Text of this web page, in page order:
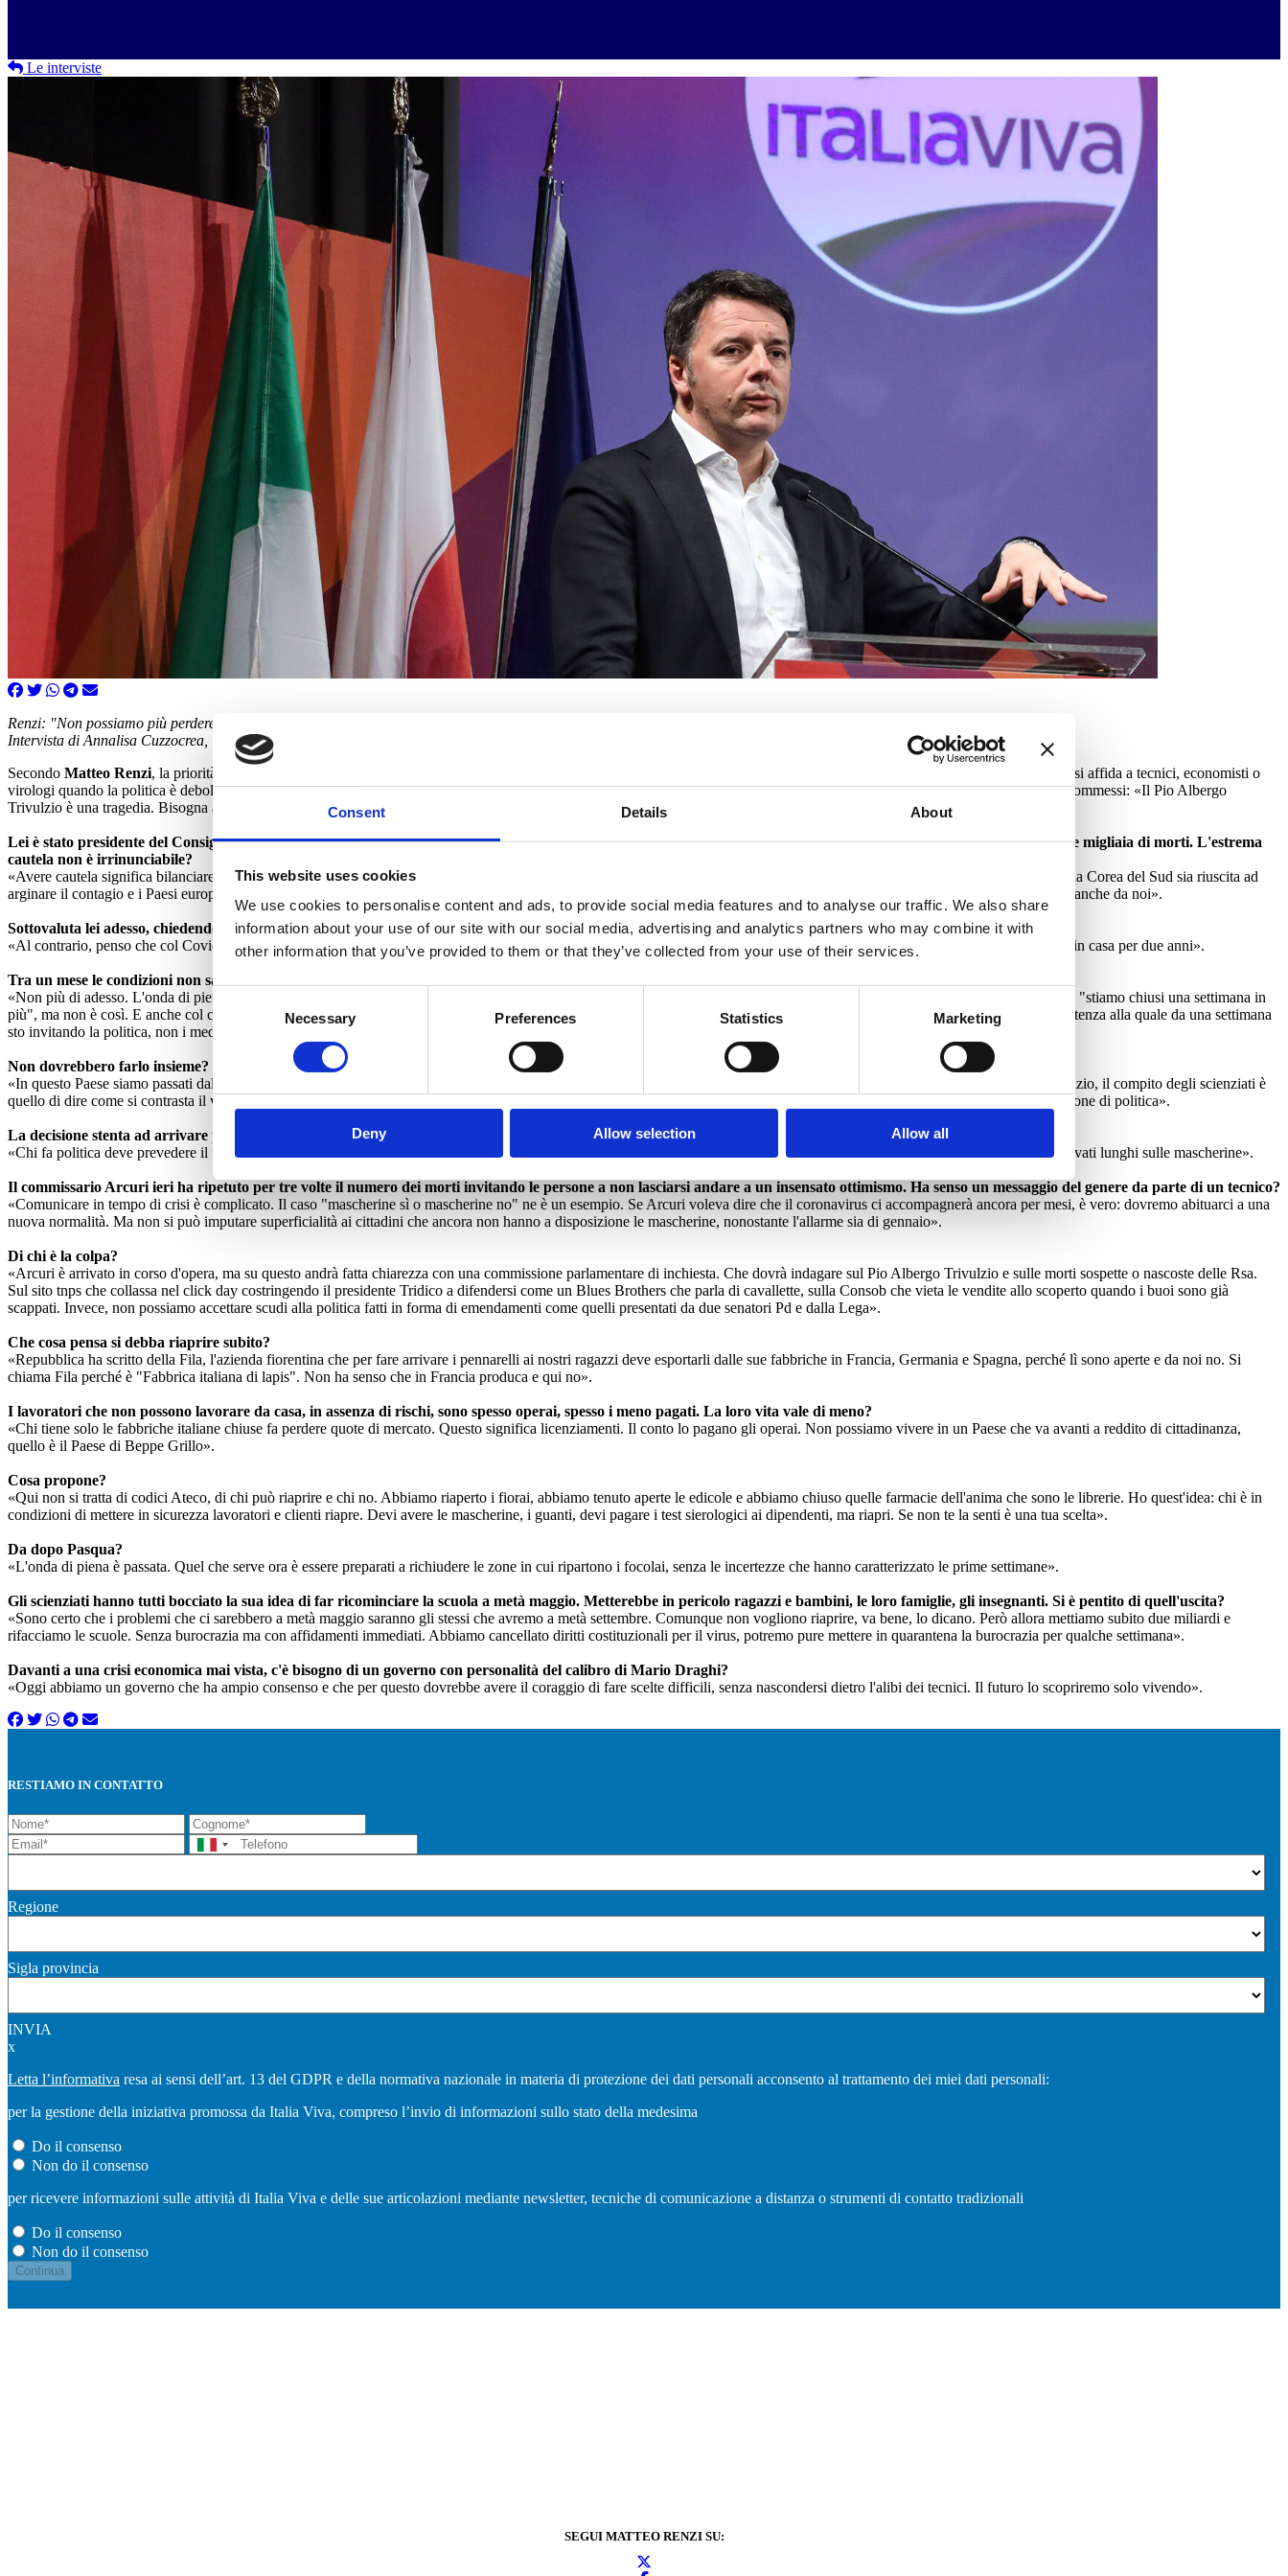
Consent Details About
This website uses cookies
We use cookies to personalise content and ads, to provide social media features and to analyse our traffic. We also share
information about your use of our site with our social media, advertising and analytics partners who may combine it with
other information that you’ve provided to them or that they’ve collected from your use of their services.
Consent
Selection
Necessary Preferences Statistics Marketing
Deny Allow selection Allow all
Le interviste
Renzi: "Non possiamo più perdere tempo".
Intervista di Annalisa Cuzzocrea, "la Repubblica", 8 aprile 2020.
Secondo Matteo Renzi, la priorità della politica, ora, deve essere ripartire. «Se non si riparte - dice il leader di
- la recessione farà più danni del virus». E ancora: «Ci si affida a tecnici, economisti o
virologi quando la politica è debole. Io voglio una politica forte, che ascolta i medici ma poi decide. Non una politica che scappa dalle responsabilità». Anche quelle sugli errori commessi: «Il Pio Albergo
Trivulzio è una tragedia. Bisogna andare a fondo e capire che cosa è successo lì e in altre Rsa».
Lei è stato presidente del Consiglio, si metta nei panni di Conte che rischia — aprendo prima del tempo— che il virus riprenda la sua corsa e che gli vengano imputate migliaia di morti. L'estrema
cautela non è irrinunciabile?
«Avere cautela significa bilanciare i rischi. Non c'è una verità assoluta, ci muoviamo in un mare ignoto. Mi chiedo perché l'Italia abbia dieci volte i morti della Germania. Perché la Corea del Sud sia riuscita ad
arginare il contagio e i Paesi europei no. Perché chi si era basato su una presunta immunità di gregge stia ora pagando prezzi altissimi. Ma ci sono state sottovalutazioni ed errori, anche da noi».
Sottovaluta lei adesso, chiedendo di riaprire?
«Al contrario, penso che col Covid-19 avremo a che fare per i prossimi due anni, o comunque finché non arriverà il vaccino. Proprio per questo non possiamo restare tutti chiusi in casa per due anni».
Tra un mese le condizioni non saranno più favorevoli?
«Non più di adesso. L'onda di piena è passata, gli accessi ai pronto soccorso calano, le terapie intensive non scoppiano più. Se fossimo vicini al contagio zero sarei il primo a dire "stiamo chiusi una settimana in
più", ma non è così. E anche col contagio zero basterebbe un turista, un lavoratore straniero, un asintomatico per far ripartire un focolaio. Per questo serve quella strategia di ripartenza alla quale da una settimana
sto invitando la politica, non i medici».
Non dovrebbero farlo insieme?
«In questo Paese siamo passati dalle minacce di morte ai virologi alla pretesa di delegare loro tutte le scelte. Come ha spiegato Roberto Burioni alla ministra Azzolina da Fabio Fazio, il compito degli scienziati è
quello di dire come si contrasta il virus, di spiegare a quali condizioni possono riaprire le fabbriche, non di decidere quando. Burioni con una battuta ha dato alla ministra una lezione di politica».
La decisione stenta ad arrivare perché il virus è risultato spesso imprevedibile. Non ci sono troppe cose che ancora non sappiamo?
«Chi fa politica deve prevedere il futuro. È questo che è mancato nell'emergenza sanitaria. Medici, infermieri e farmacisti sono stati straordinari. Tecnici e politici invece sono arrivati lunghi sulle mascherine».
Il commissario Arcuri ieri ha ripetuto per tre volte il numero dei morti invitando le persone a non lasciarsi andare a un insensato ottimismo. Ha senso un messaggio del genere da parte di un tecnico?
«Comunicare in tempo di crisi è complicato. Il caso "mascherine sì o mascherine no" ne è un esempio. Se Arcuri voleva dire che il coronavirus ci accompagnerà ancora per mesi, è vero: dovremo abituarci a una
nuova normalità. Ma non si può imputare superficialità ai cittadini che ancora non hanno a disposizione le mascherine, nonostante l'allarme sia di gennaio».
Di chi è la colpa?
«Arcuri è arrivato in corso d'opera, ma su questo andrà fatta chiarezza con una commissione parlamentare di inchiesta. Che dovrà indagare sul Pio Albergo Trivulzio e sulle morti sospette o nascoste delle Rsa.
Sul sito tnps che collassa nel click day costringendo il presidente Tridico a difendersi come un Blues Brothers che parla di cavallette, sulla Consob che vieta le vendite allo scoperto quando i buoi sono già
scappati. Invece, non possiamo accettare scudi alla politica fatti in forma di emendamenti come quelli presentati da due senatori Pd e dalla Lega».
Che cosa pensa si debba riaprire subito?
«Repubblica ha scritto della Fila, l'azienda fiorentina che per fare arrivare i pennarelli ai nostri ragazzi deve esportarli dalle sue fabbriche in Francia, Germania e Spagna, perché lì sono aperte e da noi no. Si
chiama Fila perché è "Fabbrica italiana di lapis". Non ha senso che in Francia produca e qui no».
I lavoratori che non possono lavorare da casa, in assenza di rischi, sono spesso operai, spesso i meno pagati. La loro vita vale di meno?
«Chi tiene solo le fabbriche italiane chiuse fa perdere quote di mercato. Questo significa licenziamenti. Il conto lo pagano gli operai. Non possiamo vivere in un Paese che va avanti a reddito di cittadinanza,
quello è il Paese di Beppe Grillo».
Cosa propone?
«Qui non si tratta di codici Ateco, di chi può riaprire e chi no. Abbiamo riaperto i fiorai, abbiamo tenuto aperte le edicole e abbiamo chiuso quelle farmacie dell'anima che sono le librerie. Ho quest'idea: chi è in
condizioni di mettere in sicurezza lavoratori e clienti riapre. Devi avere le mascherine, i guanti, devi pagare i test sierologici ai dipendenti, ma riapri. Se non te la senti è una tua scelta».
Da dopo Pasqua?
«L'onda di piena è passata. Quel che serve ora è essere preparati a richiudere le zone in cui ripartono i focolai, senza le incertezze che hanno caratterizzato le prime settimane».
Gli scienziati hanno tutti bocciato la sua idea di far ricominciare la scuola a metà maggio. Metterebbe in pericolo ragazzi e bambini, le loro famiglie, gli insegnanti. Si è pentito di quell'uscita?
«Sono certo che i problemi che ci sarebbero a metà maggio saranno gli stessi che avremo a metà settembre. Comunque non vogliono riaprire, va bene, lo dicano. Però allora mettiamo subito due miliardi e
rifacciamo le scuole. Senza burocrazia ma con affidamenti immediati. Abbiamo cancellato diritti costituzionali per il virus, potremo pure mettere in quarantena la burocrazia per qualche settimana».
Davanti a una crisi economica mai vista, c'è bisogno di un governo con personalità del calibro di Mario Draghi?
«Oggi abbiamo un governo che ha ampio consenso e che per questo dovrebbe avere il coraggio di fare scelte difficili, senza nascondersi dietro l'alibi dei tecnici. Il futuro lo scopriremo solo vivendo».
RESTIAMO IN CONTATTO
Regione
Sigla provincia
INVIA
x
Letta l’informativa resa ai sensi dell’art. 13 del GDPR e della normativa nazionale in materia di protezione dei dati personali acconsento al trattamento dei miei dati personali:
per la gestione della iniziativa promossa da Italia Viva, compreso l’invio di informazioni sullo stato della medesima
Do il consenso
Non do il consenso
per ricevere informazioni sulle attività di Italia Viva e delle sue articolazioni mediante newsletter, tecniche di comunicazione a distanza o strumenti di contatto tradizionali
Do il consenso
Non do il consenso
SEGUI MATTEO RENZI SU: